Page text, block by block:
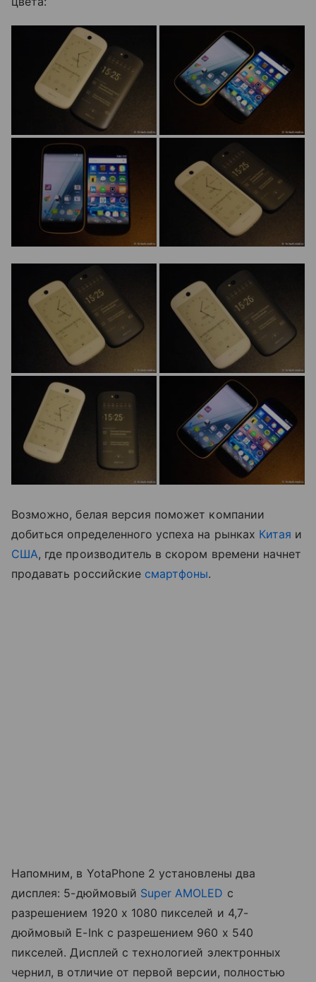
Возможно, белая версия поможет компании
добиться определенного успеха на рынках Китая и
США, где производитель в скором времени начнет
продавать российские смартфоны.
Напомним, в YotaPhone 2 установлены два
дисплея: 5-дюймовый Super AMOLED с
разрешением 1920 х 1080 пикселей и 4,7-
дюймовый E-Ink с разрешением 960 х 540
пикселей. Дисплей с технологией электронных
чернил, в отличие от первой версии, полностью